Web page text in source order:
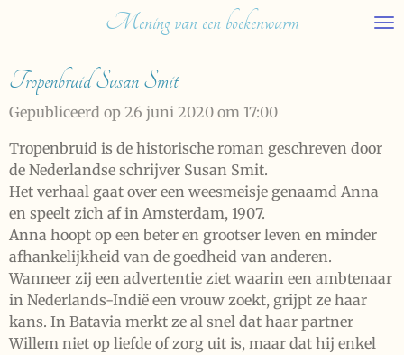
de
hoofdinhoud
Mening van een boekenwurm
Tropenbruid Susan Smit
Gepubliceerd op 26 juni 2020 om 17:00
Tropenbruid is de historische roman geschreven door
de Nederlandse schrijver Susan Smit.
Het verhaal gaat over een weesmeisje genaamd Anna
en speelt zich af in Amsterdam, 1907.
Anna hoopt op een beter en grootser leven en minder
afhankelijkheid van de goedheid van anderen.
Wanneer zij een advertentie ziet waarin een ambtenaar
in Nederlands-Indië een vrouw zoekt, grijpt ze haar
kans. In Batavia merkt ze al snel dat haar partner
Willem niet op liefde of zorg uit is, maar dat hij enkel